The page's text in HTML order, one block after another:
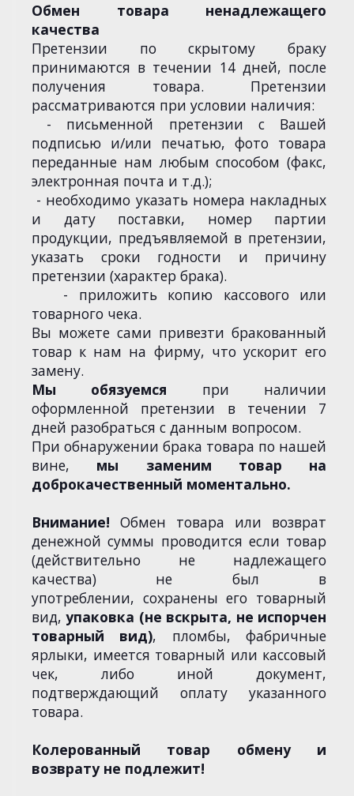
Обмен товара ненадлежащего
качества
Претензии по скрытому браку
принимаются в течении 14 дней, после
получения товара. Претензии
рассматриваются при условии наличия:
- письменной претензии с Вашей
подписью и/или печатью, фото товара
переданные нам любым способом (факс,
электронная почта и т.д.);
- необходимо указать номера накладных
и дату поставки, номер партии
продукции, предъявляемой в претензии,
указать сроки годности и причину
претензии (характер брака).
- приложить копию кассового или
товарного чека.
Вы можете сами привезти бракованный
товар к нам на фирму, что ускорит его
замену.
Мы обязуемся при наличии
оформленной претензии в течении 7
дней разобраться с данным вопросом.
При обнаружении брака товара по нашей
вине, мы заменим товар на
доброкачественный моментально.
Внимание! Обмен товара или возврат
денежной суммы проводится если товар
(действительно не надлежащего
качества) не был в
употреблении, сохранены его товарный
вид,упаковка (не вскрыта, не испорчен
товарный вид), пломбы, фабричные
ярлыки, имеется товарный или кассовый
чек, либо иной документ,
подтверждающий оплату указанного
товара.
Колерованный товар обмену и
возврату не подлежит!